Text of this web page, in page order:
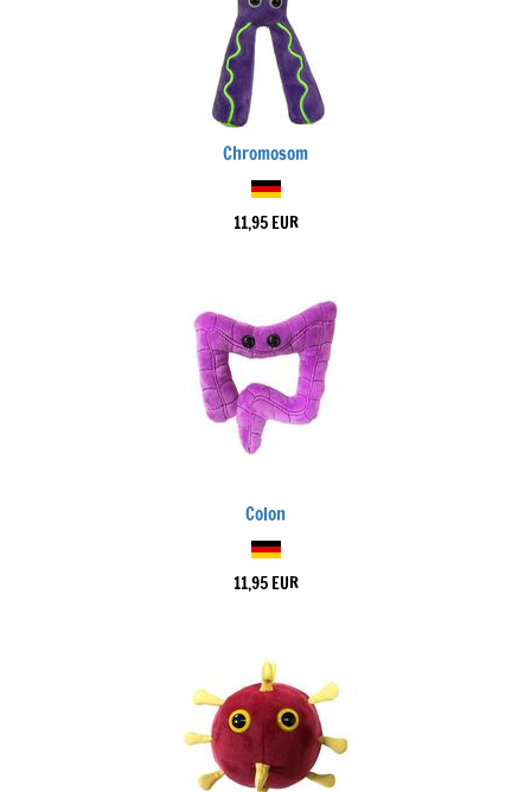
Chromosom
11,95 EUR
Colon
11,95 EUR